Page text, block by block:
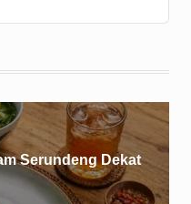
Serundeng Dekat